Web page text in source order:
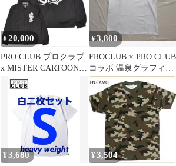
¥20,000
PRO CLUB プロクラブ
x MISTER CARTOON
コーチジャケット
¥3,800
FROCLUB × PRO CLUB
コラボ 温泉グラフィッ
クTシャツ 白 XL
¥3,680 ¥ 3,504